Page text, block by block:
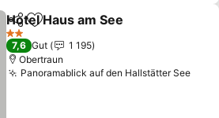
TeilenZu Favoriten hinzufügen
Hotel Haus am See
2 Sterne
7,6 Gut
1 195
Obertraun
Panoramablick auf den Hallstätter See